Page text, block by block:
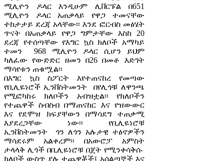
ሚሊዮን ዶላር እንዲሁም ሊቨርፑል በ651
ሚሊዮን ዶላር አጠቃላይ የዋጋ ተመናቸው
ተከታታይ ደረጃ አላቸው፡፡ እንደ ፎርብስ መፅሄት
ጥናት በአጠቃላይ የዋጋ ግምታቸው እስከ 20
ደረጃ የተሰጣቸው የእግር ኳስ ክለቦች አማካይ
ተመን 968 ሚሊዮን ዶላር ሲሆን ይህም
ካለፈው የውድድር ዘመን በ26 በመቶ እድገት
ማሳየቱን ጠቁሟል፡፡
በእግር ኳስ ስፖርት እየተጠናከረ የመጣው
የቢሊዬነሮች ኢንቨስትመንት በየሊጎቹ ለዋንጫ
የሚፎካከሩ ክለቦችን አብዝቷል፡፡ የክለቦችን
የተጨዋች ስብስብ በማጠናከር እና የዝውውር
እና የደሞዝ ክፍያቸውን በማሳደግ ተጠቃሚ
እያደረጋቸው ነው፡፡ የቢሊዬነሮቹ
ኢንቨስትመንት ጎን ለጎን አሉታዊ ተፅኖዎችን
ማሳደሩም አልቀረም፡፡ በአውሮፓ አምስት
ታላላቅ ሊጎች በቢሊዬነሮቹ በጀት የሚንቀሳቅሱ
ክለቦች ውስጥ ያሉ ተጨዋቾች፤ አሰልጣኞች እና